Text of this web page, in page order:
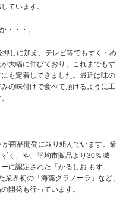
ています。
・・・。
しに加え、テレビ等でもずく・め
大幅に伸びており、これまでもず
も定着してきました。最近は味の
の味付けで食べて頂けるように工
商品開発に取り組んでいます。業
く」や、平均市販品より30％減
に認定された「かるしお もず
界初の「海藻グラノーラ」など、
開発も行っています。